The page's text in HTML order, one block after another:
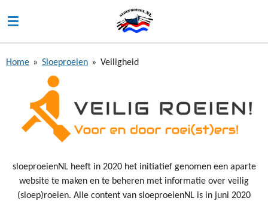
direct
naar
hoofdinhoud
Home » Sloeproeien » Veiligheid
sloeproeienNL heeft in 2020 het initiatief genomen een aparte
website te maken en te beheren met informatie over veilig
(sloep)roeien. Alle content van sloeproeienNL is in juni 2020